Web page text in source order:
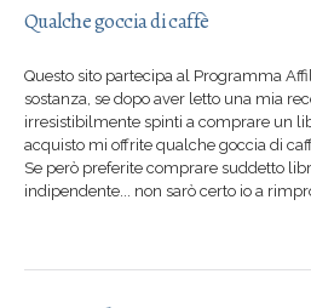
Qualche goccia di caffè
Questo sito partecipa al Programma
sostanza, se dopo aver letto una mia
irresistibilmente spinti a comprare un
acquisto mi offrite qualche goccia di
Se però preferite comprare suddetto
indipendente... non sarò certo io a